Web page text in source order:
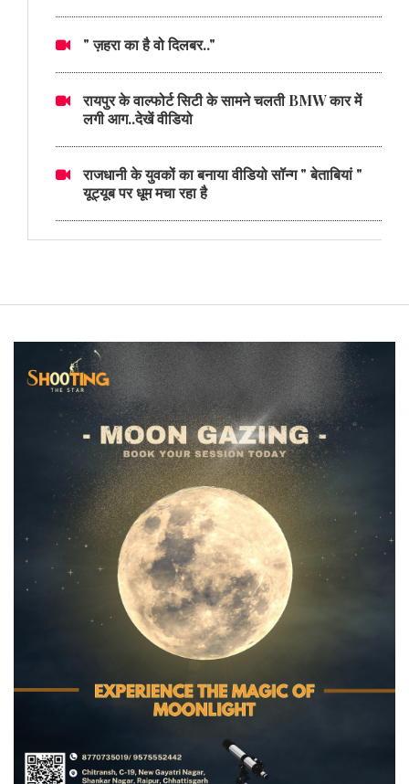
" ज़हरा का है वो दिलबर.."
रायपुर के वाल्फोर्ट सिटी के सामने चलती BMW कार में
लगी आग..देखें वीडियो
राजधानी के युवकों का बनाया वीडियो सॉन्ग " बेताबियां "
यूट्यूब पर धूम मचा रहा है